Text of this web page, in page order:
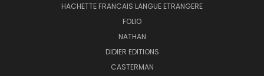
HACHETTE FRANCAIS LANGUE ETRANGERE
FOLIO
NATHAN
DIDIER EDITIONS
CASTERMAN